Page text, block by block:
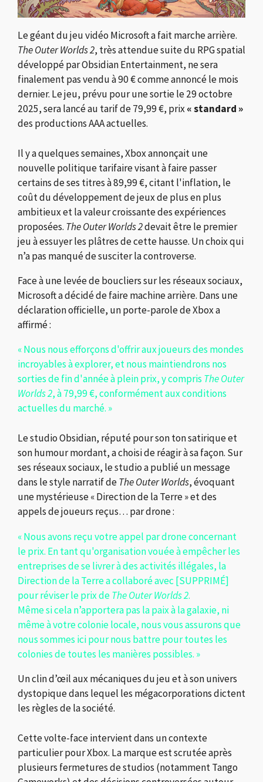
Le géant du jeu vidéo Microsoft a fait marche arrière.
The Outer Worlds 2, très attendue suite du RPG spatial
développé par Obsidian Entertainment, ne sera
finalement pas vendu à 90 € comme annoncé le mois
dernier. Le jeu, prévu pour une sortie le 29 octobre
2025, sera lancé au tarif de 79,99 €, prix« standard »
des productions AAA actuelles.
Il y a quelques semaines, Xbox annonçait une
nouvelle politique tarifaire visant à faire passer
certains de ses titres à 89,99 €, citant l'inflation, le
coût du développement de jeux de plus en plus
ambitieux et la valeur croissante des expériences
proposées. The Outer Worlds 2devait être le premier
jeu à essuyer les plâtres de cette hausse. Un choix qui
n’a pas manqué de susciter la controverse.
Face à une levée de boucliers sur les réseaux sociaux,
Microsoft a décidé de faire machine arrière. Dans une
déclaration officielle, un porte-parole de Xbox a
affirmé :
« Nous nous efforçons d'offrir aux joueurs des mondes
incroyables à explorer, et nous maintiendrons nos
sorties de fin d'année à plein prix, y comprisThe Outer
Worlds 2, à 79,99 €, conformément aux conditions
actuelles du marché. »
Le studio Obsidian, réputé pour son ton satirique et
son humour mordant, a choisi de réagir à sa façon. Sur
ses réseaux sociaux, le studio a publié un message
dans le style narratif deThe Outer Worlds, évoquant
une mystérieuse « Direction de la Terre » et des
appels de joueurs reçus… par drone :
« Nous avons reçu votre appel par drone concernant
le prix. En tant qu'organisation vouée à empêcher les
entreprises de se livrer à des activités illégales, la
Direction de la Terre a collaboré avec [SUPPRIMÉ]
pour réviser le prix deThe Outer Worlds 2.
Même si cela n’apportera pas la paix à la galaxie, ni
même à votre colonie locale, nous vous assurons que
nous sommes ici pour nous battre pour toutes les
colonies de toutes les manières possibles. »
Un clin d’œil aux mécaniques du jeu et à son univers
dystopique dans lequel les mégacorporations dictent
les règles de la société.
Cette volte-face intervient dans un contexte
particulier pour Xbox. La marque est scrutée après
plusieurs fermetures de studios (notamment Tango